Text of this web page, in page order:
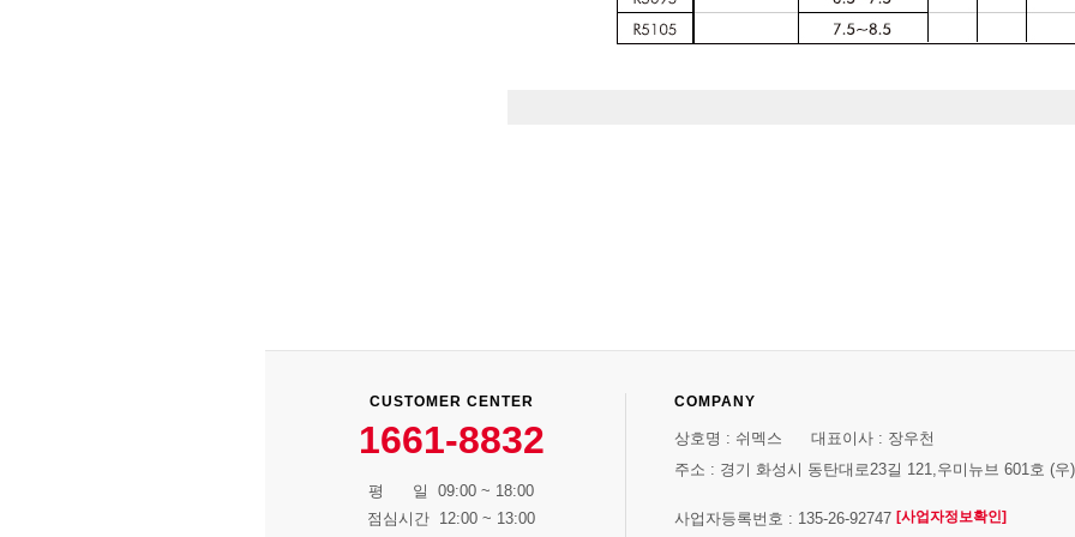
CUSTOMER CENTER
1661-8832
평 일 09:00 ~ 18:00
점심시간 12:00 ~ 13:00
COMPANY
상호명 : 쉬멕스 대표이사 : 장우천
주소 : 경기 화성시 동탄대로23길 121,우미뉴브 601호 (우
사업자등록번호 : 135-26-92747 [사업자정보확인]